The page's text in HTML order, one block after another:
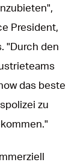
President,
"Durch den
das beste
zu